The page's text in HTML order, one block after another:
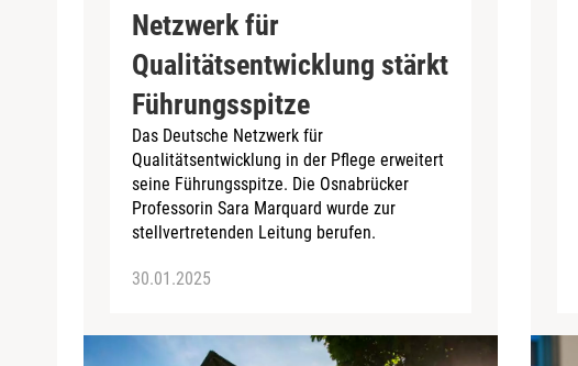
Netzwerk für
Qualitätsentwicklung stärkt
Führungsspitze
Das Deutsche Netzwerk für
Qualitätsentwicklung in der Pflege erweitert
seine Führungsspitze. Die Osnabrücker
Professorin Sara Marquard wurde zur
stellvertretenden Leitung berufen.
30.01.2025